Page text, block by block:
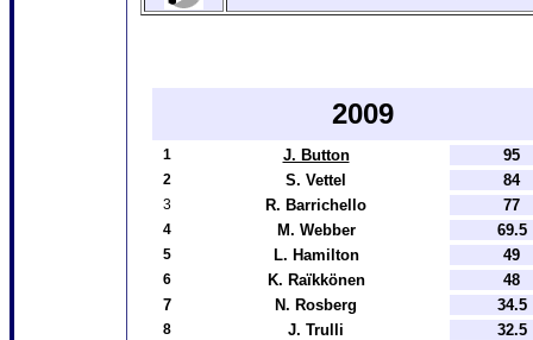
2009
1 J. Button 95
2 S. Vettel 84
3 R. Barrichello 77
4 M. Webber 69.5
5 L. Hamilton 49
6 K. Raïkkönen
48
7
N. Rosberg 34.5
8 J. Trulli
32.5